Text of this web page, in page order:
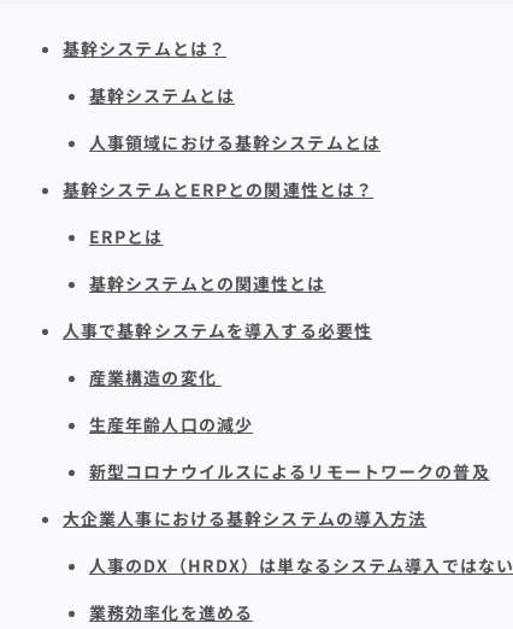
基幹システムとは？
基幹システムとは
人事領域における基幹システムとは
基幹システムとERPとの関連性とは？
ERPとは
基幹システムとの関連性とは
人事で基幹システムを導入する必要性
産業構造の変化
生産年齢人口の減少
新型コロナウイルスによるリモートワークの普及
大企業人事における基幹システムの導入方法
人事のDX（HRDX）は単なるシステム導入ではない
業務効率化を進める